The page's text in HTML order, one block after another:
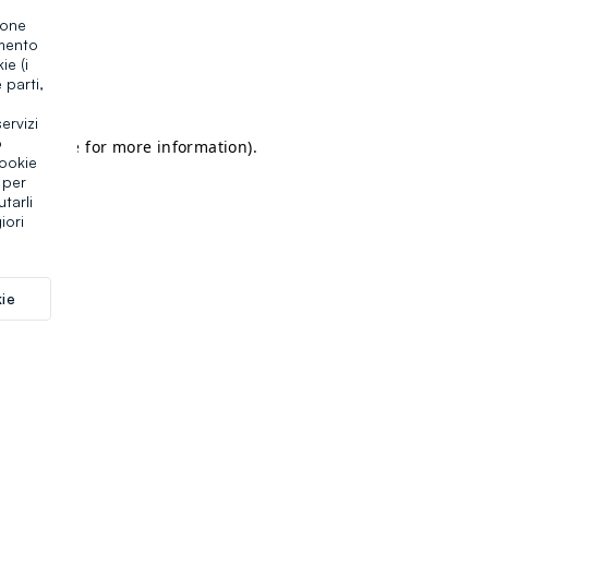
console for more information).
(i
parti,